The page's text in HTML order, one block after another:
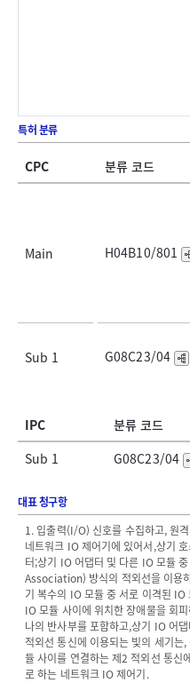
특허 분류
CPC 분류 코드
Main H04B10/801
Sub 1 G08C23/04
IPC 분류 코드
Sub 1
G08C23/04
대표 청구항
1. 입출력(I/O) 신호를 수집하고, 원
네트워크 IO 제어기에 있어서,상기
터;상기 IO 어댑터 및 다른 IO 모듈
Association) 방식의 적외선을 이용
기 복수의 IO 모듈 중 서로 이격된
IO 모듈 사이에 위치한 장애물을 회
나의 반사부를 포함하고,상기 IO 어
적외선 통신에 이용되는 빛의 세기
듈 사이를 연결하는 제2 적외선 통신
로 하는 네트워크 IO 제어기.